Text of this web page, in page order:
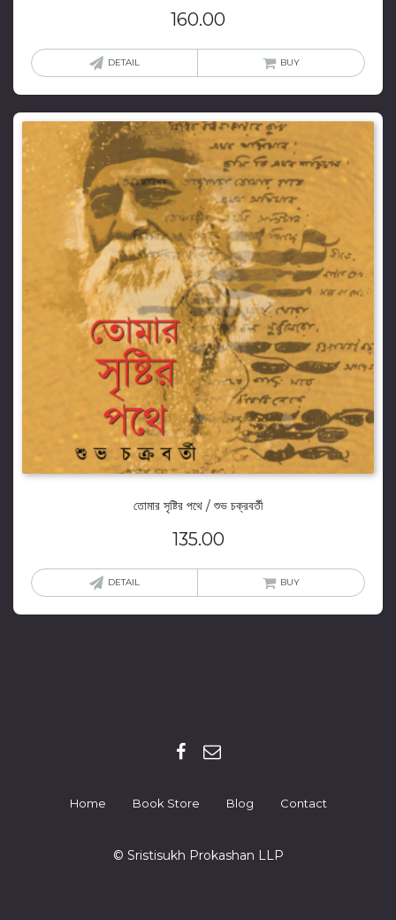
160.00
DETAIL BUY
তোমার সৃষ্টির পথে / শুভ চক্রবর্তী
135.00
DETAIL BUY
Home Book Store Blog Contact
© Sristisukh Prokashan LLP